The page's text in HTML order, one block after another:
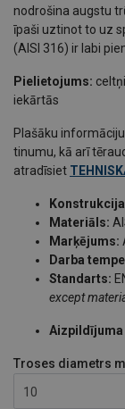
nodrošina augstu
īpaši uztinot to uz
(AISl 316) ir labi
Pielietojums:
iekārtās
Plašāku
tinumu, kā arī
atradīsiet
Materiāls:
Marķējums:
Darba
Standarts:
except
Troses diametrs
10